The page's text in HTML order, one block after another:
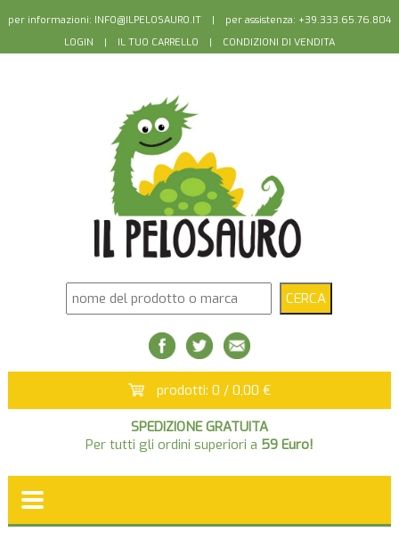
per informazioni: INFO@ILPELOSAURO.IT | per assistenza: +39.333.65.76.804
LOGIN | IL TUO CARRELLO | CONDIZIONI DI VENDITA
prodotti: 0 / 0,00 €
SPEDIZIONE GRATUITA
Per tutti gli ordini superiori a 59 Euro!